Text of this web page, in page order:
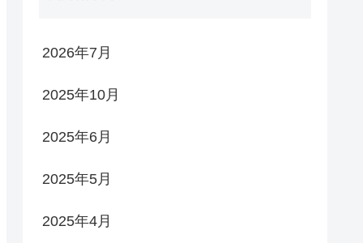
2026年7月
2025年10月
2025年6月
2025年5月
2025年4月